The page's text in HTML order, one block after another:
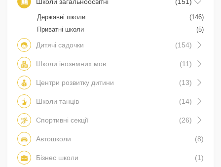
Школи загальноосвітні (151)
Державні школи
(146)
Приватні школи
(5)
Дитячі садочки (154)
Школи іноземних мов (11)
Центри розвитку дитини (13)
Школи танців (14)
Спортивні секції (26)
Автошколи (8)
Бізнес школи (1)